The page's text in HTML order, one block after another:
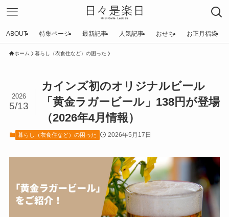
ABOUT 特集ページ 最新記事 人気記事 おせち お正月福袋
ホーム 暮らし（衣食住など）の困った
カインズ初のオリジナルビール
「黄金ラガービール」138円が登場
（2026年4月情報）
2026
5/13
暮らし（衣食住など）の困った 2026年5月17日